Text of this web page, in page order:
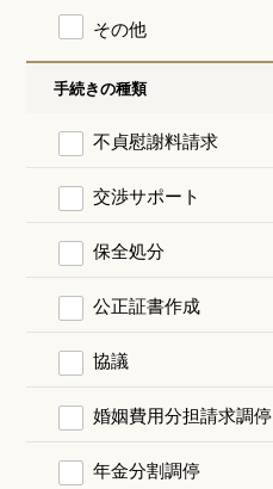
その他
手続きの種類
不貞慰謝料請求
交渉サポート
保全処分
公正証書作成
協議
婚姻費用分担請求調停
年金分割調停